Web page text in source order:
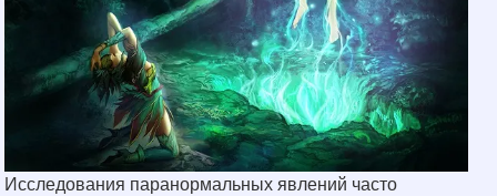
Исследования паранормальных явлений часто